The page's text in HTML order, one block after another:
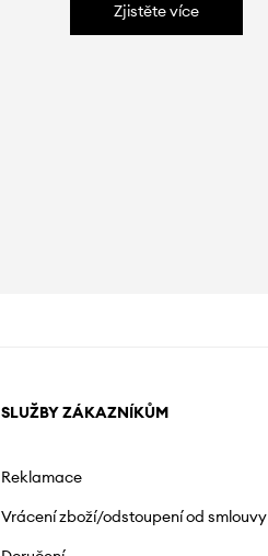
Zjistěte více
SLUŽBY ZÁKAZNÍKŮM
Reklamace
Vrácení zboží/odstoupení od smlouvy